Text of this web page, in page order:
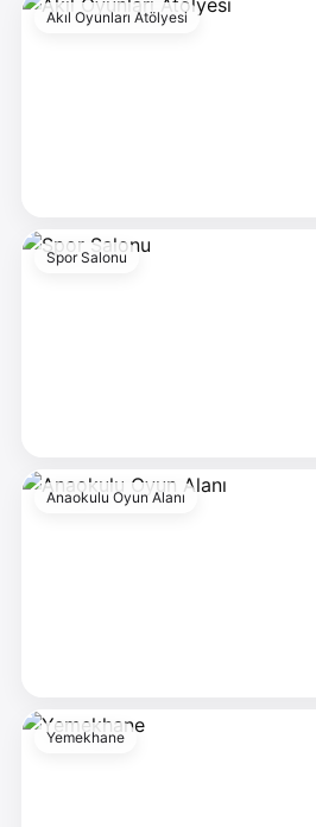
Akıl Oyunları Atölyesi
Spor Salonu
Anaokulu Oyun Alanı
Yemekhane